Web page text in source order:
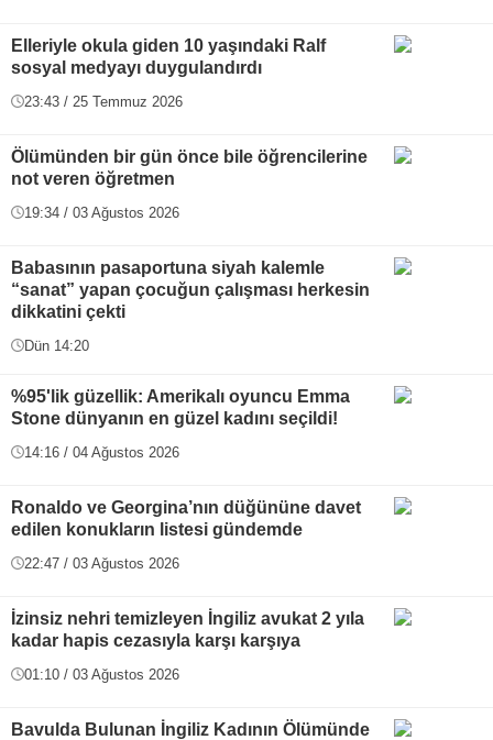
Elleriyle okula giden 10 yaşındaki Ralf
sosyal medyayı duygulandırdı
23:43 / 25 Temmuz 2026
Ölümünden bir gün önce bile öğrencilerine
not veren öğretmen
19:34 / 03 Ağustos 2026
Babasının pasaportuna siyah kalemle
“sanat” yapan çocuğun çalışması herkesin
dikkatini çekti
Dün 14:20
%95'lik güzellik: Amerikalı oyuncu Emma
Stone dünyanın en güzel kadını seçildi!
14:16 / 04 Ağustos 2026
Ronaldo ve Georgina’nın düğününe davet
edilen konukların listesi gündemde
22:47 / 03 Ağustos 2026
İzinsiz nehri temizleyen İngiliz avukat 2 yıla
kadar hapis cezasıyla karşı karşıya
01:10 / 03 Ağustos 2026
Bavulda Bulunan İngiliz Kadının Ölümünde